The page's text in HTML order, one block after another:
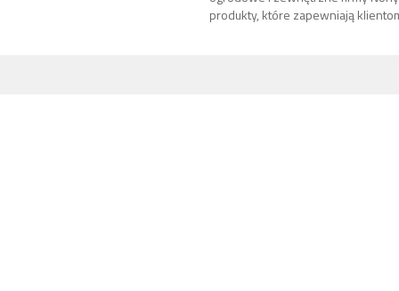
produkty, które zapewniają